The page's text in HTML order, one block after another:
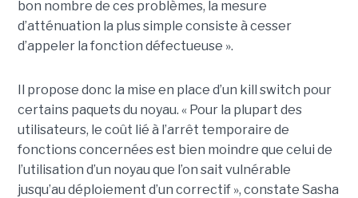
bon nombre de ces problèmes, la mesure
d’atténuation la plus simple consiste à cesser
d’appeler la fonction défectueuse ».
Il propose donc la mise en place d’un kill switch pour
certains paquets du noyau. « Pour la plupart des
utilisateurs, le coût lié à l’arrêt temporaire de
fonctions concernées est bien moindre que celui de
l’utilisation d’un noyau que l’on sait vulnérable
jusqu’au déploiement d’un correctif », constate Sasha